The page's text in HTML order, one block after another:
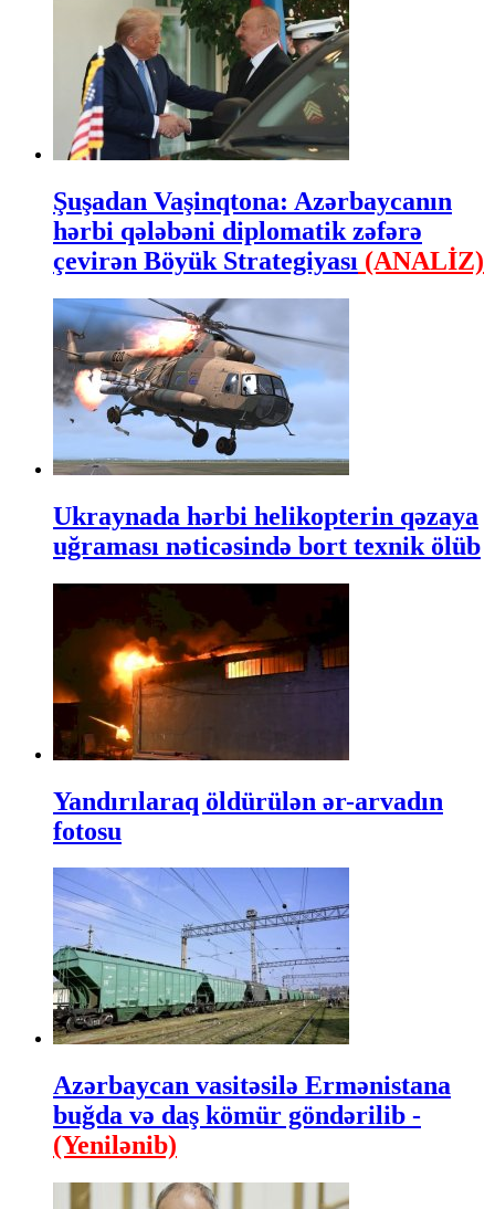
Şuşadan Vaşinqtona: Azərbaycanın
hərbi qələbəni diplomatik zəfərə
çevirən Böyük Strategiyası (ANALİZ)
Ukraynada hərbi helikopterin qəzaya
uğraması nəticəsində bort texnik ölüb
Yandırılaraq öldürülən ər-arvadın
fotosu
Azərbaycan vasitəsilə Ermənistana
buğda və daş kömür göndərilib -
(Yenilənib)